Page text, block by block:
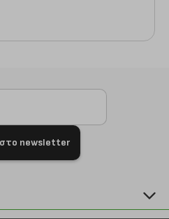
newsletter